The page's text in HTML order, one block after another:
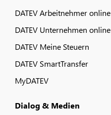
DATEV Arbeitnehmer online
DATEV Unternehmen online
DATEV Meine Steuern
DATEV SmartTransfer
MyDATEV
Dialog & Medien